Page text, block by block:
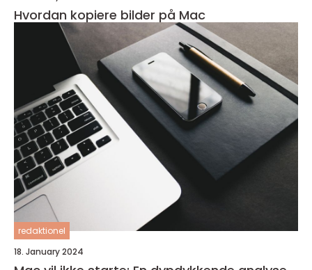
Hvordan kopiere bilder på Mac
redaktionel
18. January 2024